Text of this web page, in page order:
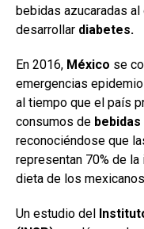
bebidas azucaradas
desarrollar diabetes.
En 2016, México se
emergencias
al tiempo que el país
consumos de
reconociéndose que
representan 70% de
dieta de los
Un estudio del